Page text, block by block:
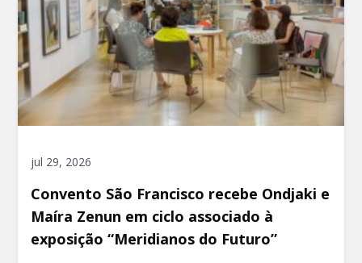
jul 29, 2026
Convento São Francisco recebe Ondjaki e
Maíra Zenun em ciclo associado à
exposição “Meridianos do Futuro”